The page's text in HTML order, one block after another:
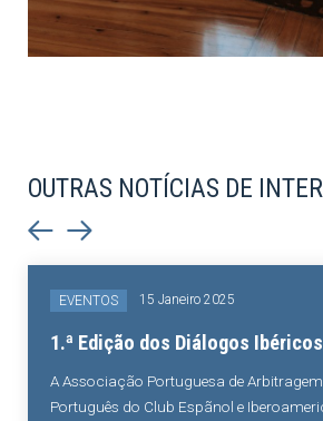
OUTRAS NOTÍCIAS DE
EVENTOS 15 Janeiro 2025
1.ª Edição dos Diálogos
A Associação Portuguesa de
Português do Club Espãnol e